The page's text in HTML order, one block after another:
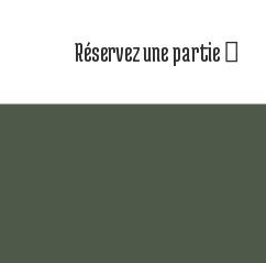
Réservez une partie